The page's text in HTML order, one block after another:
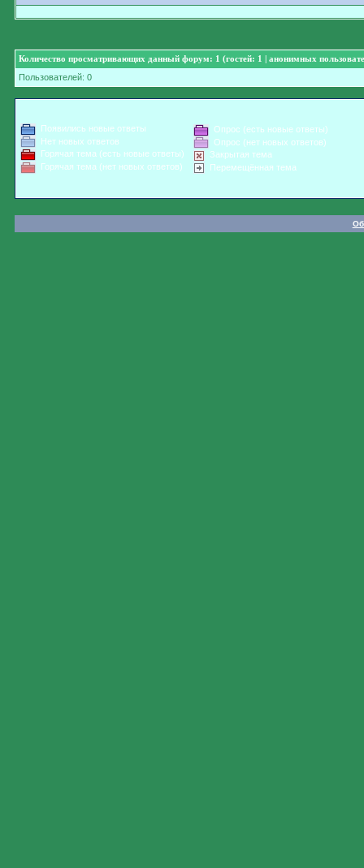
Количество просматривающих данный форум: 1 (гостей: 1 | анонимных
Пользователей: 0
Появились новые ответы
Нет новых ответов
Горячая тема (есть новые ответы)
Горячая тема (нет новых ответов)
Опрос (есть новые ответы)
Опрос (нет новых ответов)
Закрытая тема
Перемещённая тема